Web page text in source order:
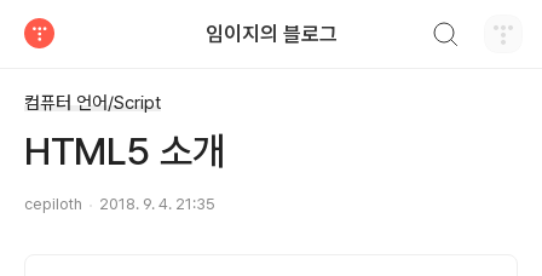
임이지의 블로그
컴퓨터 언어/Script
HTML5 소개
cepiloth 2018. 9. 4. 21:35